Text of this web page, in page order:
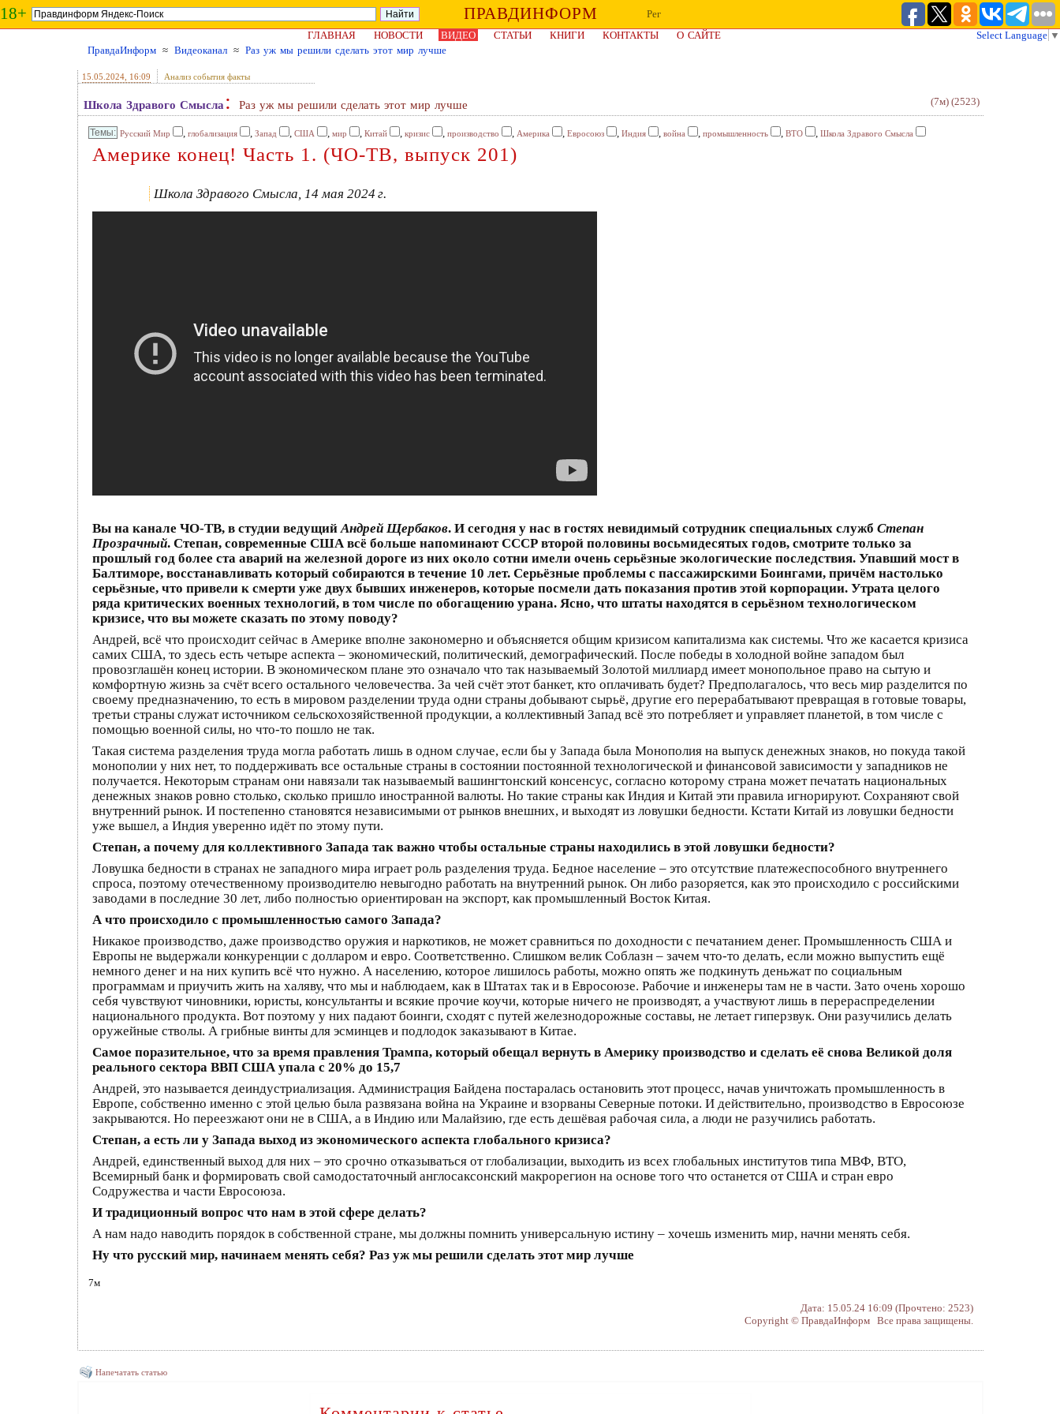
18+ ПРАВДИНФОРМ
Рег
ГЛАВНАЯ
НОВОСТИ ВИДЕО СТАТЬИ КНИГИ КОНТАКТЫ О САЙТЕ Select Language ▼
ПравдаИнформ ≈ Видеоканал ≈ Раз уж мы решили сделать этот мир лучше
15.05.2024 , 16:09 Анализ события факты
Школа Здравого Смысла : Раз уж мы решили сделать этот мир лучше (7м) (2523)
Русский Мир , глобализация , Запад , США , мир , Китай , кризис , производство , Америка , Евросоюз , Индия , война , промышленность , ВТО , Школа Здравого Смысла
Америке конец! Часть 1. (ЧО-ТВ, выпуск 201)
Школа Здравого Смысла, 14 мая 2024 г.
Вы на канале ЧО-ТВ, в студии ведущий Андрей Щербаков. И сегодня у нас в гостях невидимый сотрудник специальных служб Степан
Прозрачный. Степан, современные США всё больше напоминают СССР второй половины восьмидесятых годов, смотрите только за
прошлый год более ста аварий на железной дороге из них около сотни имели очень серьёзные экологические последствия. Упавший мост в
Балтиморе, восстанавливать который собираются в течение 10 лет. Серьёзные проблемы с пассажирскими Боингами, причём настолько
серьёзные, что привели к смерти уже двух бывших инженеров, которые посмели дать показания против этой корпорации. Утрата целого
ряда критических военных технологий, в том числе по обогащению урана. Ясно, что штаты находятся в серьёзном технологическом
кризисе, что вы можете сказать по этому поводу?
Андрей, всё что происходит сейчас в Америке вполне закономерно и объясняется общим кризисом капитализма как системы. Что же касается кризиса
самих США, то здесь есть четыре аспекта – экономический, политический, демографический. После победы в холодной войне западом был
провозглашён конец истории. В экономическом плане это означало что так называемый Золотой миллиард имеет монопольное право на сытую и
комфортную жизнь за счёт всего остального человечества. За чей счёт этот банкет, кто оплачивать будет? Предполагалось, что весь мир разделится по
своему предназначению, то есть в мировом разделении труда одни страны добывают сырьё, другие его перерабатывают превращая в готовые товары,
третьи страны служат источником сельскохозяйственной продукции, а коллективный Запад всё это потребляет и управляет планетой, в том числе с
помощью военной силы, но что-то пошло не так.
Такая система разделения труда могла работать лишь в одном случае, если бы у Запада была Монополия на выпуск денежных знаков, но покуда такой
монополии у них нет, то поддерживать все остальные страны в состоянии постоянной технологической и финансовой зависимости у западников не
получается. Некоторым странам они навязали так называемый вашингтонский консенсус, согласно которому страна может печатать национальных
денежных знаков ровно столько, сколько пришло иностранной валюты. Но такие страны как Индия и Китай эти правила игнорируют. Сохраняют свой
внутренний рынок. И постепенно становятся независимыми от рынков внешних, и выходят из ловушки бедности. Кстати Китай из ловушки бедности
уже вышел, а Индия уверенно идёт по этому пути.
Степан, а почему для коллективного Запада так важно чтобы остальные страны находились в этой ловушки бедности?
Ловушка бедности в странах не западного мира играет роль разделения труда. Бедное население – это отсутствие платежеспособного внутреннего
спроса, поэтому отечественному производителю невыгодно работать на внутренний рынок. Он либо разоряется, как это происходило с российскими
заводами в последние 30 лет, либо полностью ориентирован на экспорт, как промышленный Восток Китая.
А что происходило с промышленностью самого Запада?
Никакое производство, даже производство оружия и наркотиков, не может сравниться по доходности с печатанием денег. Промышленность США и
Европы не выдержали конкуренции с долларом и евро. Соответственно. Слишком велик Соблазн – зачем что-то делать, если можно выпустить ещё
немного денег и на них купить всё что нужно. А населению, которое лишилось работы, можно опять же подкинуть деньжат по социальным
программам и приучить жить на халяву, что мы и наблюдаем, как в Штатах так и в Евросоюзе. Рабочие и инженеры там не в части. Зато очень хорошо
себя чувствуют чиновники, юристы, консультанты и всякие прочие коучи, которые ничего не производят, а участвуют лишь в перераспределении
национального продукта. Вот поэтому у них падают боинги, сходят с путей железнодорожные составы, не летает гиперзвук. Они разучились делать
оружейные стволы. А грибные винты для эсминцев и подлодок заказывают в Китае.
Самое поразительное, что за время правления Трампа, который обещал вернуть в Америку производство и сделать её снова Великой доля
реального сектора ВВП США упала с 20% до 15,7
Андрей, это называется деиндустриализация. Администрация Байдена постаралась остановить этот процесс, начав уничтожать промышленность в
Европе, собственно именно с этой целью была развязана война на Украине и взорваны Северные потоки. И действительно, производство в Евросоюзе
закрываются. Но переезжают они не в США, а в Индию или Малайзию, где есть дешёвая рабочая сила, а люди не разучились работать.
Степан, а есть ли у Запада выход из экономического аспекта глобального кризиса?
Андрей, единственный выход для них – это срочно отказываться от глобализации, выходить из всех глобальных институтов типа МВФ, ВТО,
Всемирный банк и формировать свой самодостаточный англосаксонский макрорегион на основе того что останется от США и стран евро
Содружества и части Евросоюза.
И традиционный вопрос что нам в этой сфере делать?
А нам надо наводить порядок в собственной стране, мы должны помнить универсальную истину – хочешь изменить мир, начни менять себя.
Ну что русский мир, начинаем менять себя? Раз уж мы решили сделать этот мир лучше
7м
Дата: 15.05.24 16:09 (Прочтено: 2523)
Copyright © ПравдаИнформ Все права защищены.
Напечатать статью